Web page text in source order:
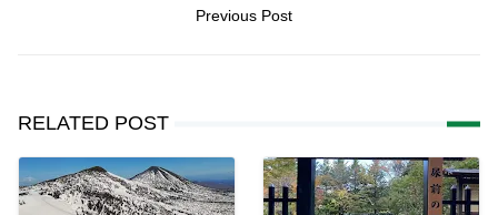
Previous Post
RELATED POST